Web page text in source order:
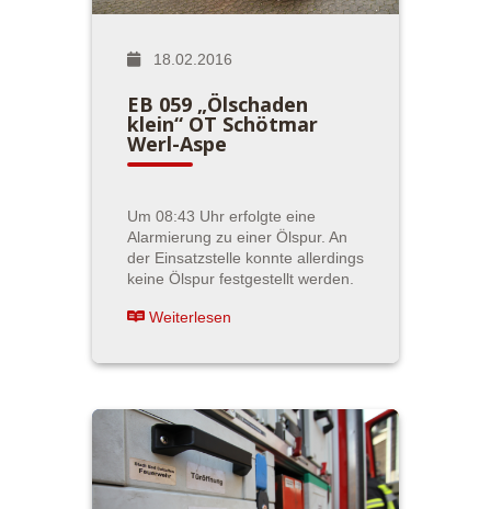
18.02.2016
EB 059 „Ölschaden
klein“ OT Schötmar
Werl-Aspe
Um 08:43 Uhr erfolgte eine
Alarmierung zu einer Ölspur. An
der Einsatzstelle konnte allerdings
keine Ölspur festgestellt werden.
Weiterlesen